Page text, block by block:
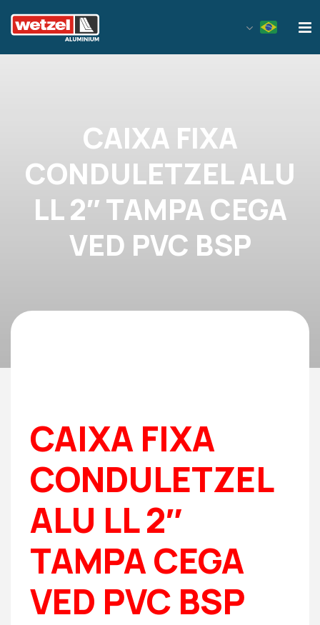
CAIXA FIXA
CONDULETZEL ALU
LL 2″ TAMPA CEGA
VED PVC BSP
CAIXA FIXA
CONDULETZEL
ALU LL 2″
TAMPA CEGA
VED PVC BSP